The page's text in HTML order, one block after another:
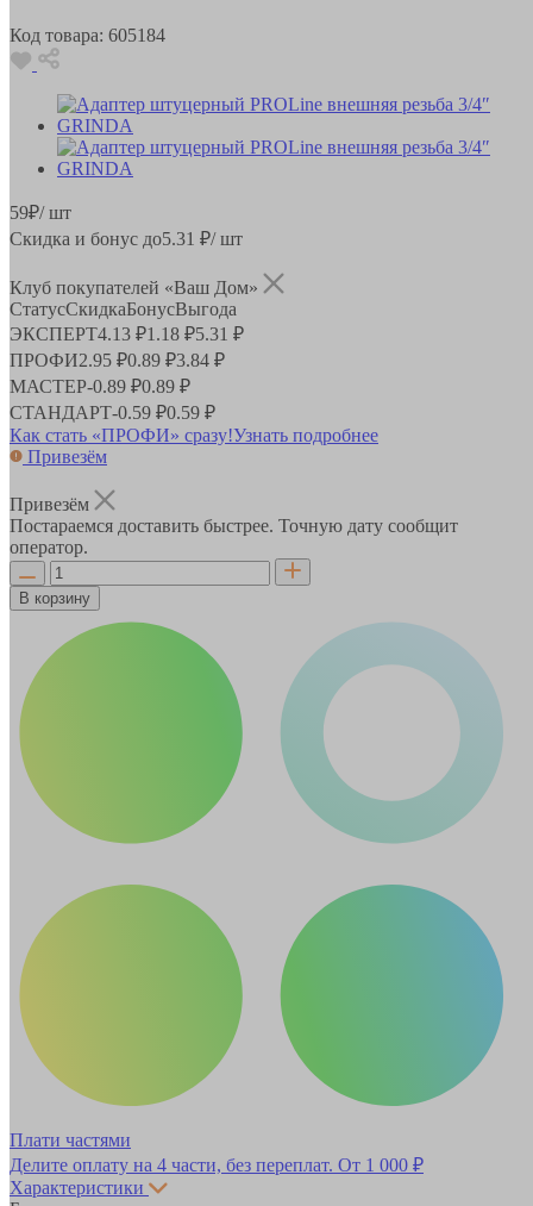
Код товара: 605184
59₽/ шт
Скидка и бонус до5.31 ₽/ шт
Клуб покупателей «Ваш Дом»
СтатусСкидкаБонусВыгода
ЭКСПЕРТ4.13 ₽1.18 ₽5.31 ₽
ПРОФИ2.95 ₽0.89 ₽3.84 ₽
МАСТЕР-0.89 ₽0.89 ₽
СТАНДАРТ-0.59 ₽0.59 ₽
Как стать «ПРОФИ» сразу!Узнать подробнее
Привезём
Привезём
Постараемся доставить быстрее. Точную дату сообщит
оператор.
В корзину
Плати частями
Делите оплату на 4 части, без переплат. От 1 000 ₽
Характеристики